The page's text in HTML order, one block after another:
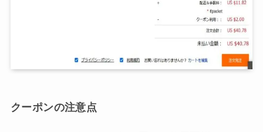
クーポンの注意点